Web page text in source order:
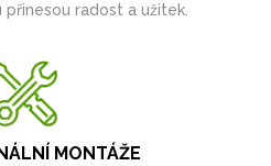
radost a užitek.
MONTÁŽE